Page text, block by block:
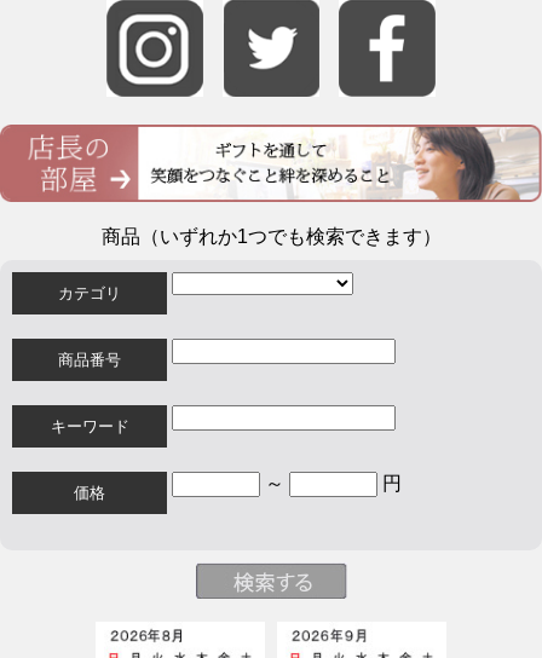
商品（いずれか1つでも検索できます）
カテゴリ
商品番号
キーワード
価格 ～ 円